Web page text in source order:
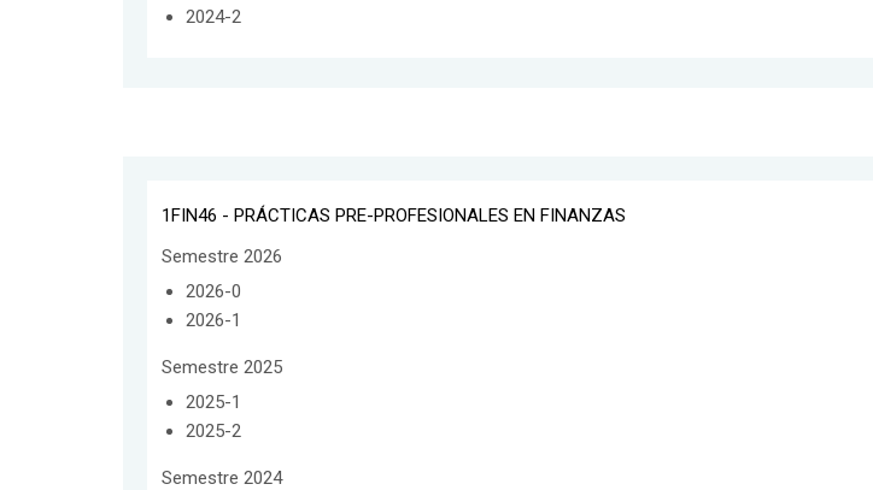
2024-2
1FIN46 - PRÁCTICAS PRE-PROFESIONALES EN FINANZAS
Semestre 2026
2026-0
2026-1
Semestre 2025
2025-1
2025-2
Semestre 2024